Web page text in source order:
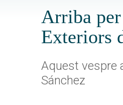
Arriba
Exteriors
Aquest vespre
Sánchez